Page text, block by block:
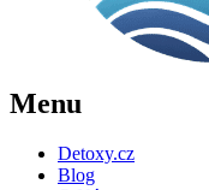
Menu
Detoxy.cz
Blog